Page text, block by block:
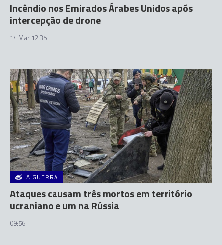
Incêndio nos Emirados Árabes Unidos após
intercepção de drone
14 Mar 12:35
A GUERRA
Ataques causam três mortos em território
ucraniano e um na Rússia
09:56